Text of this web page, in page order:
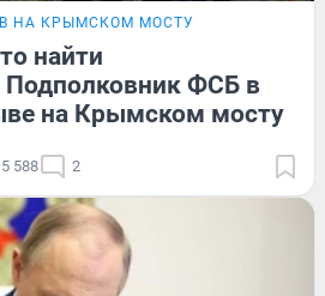
НА КРЫМСКОМ МОСТУ
найти
Подполковник ФСБ в
на Крымском мосту
5 588 2